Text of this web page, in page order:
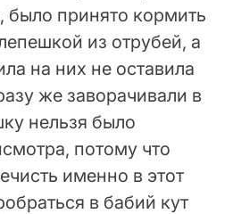
было принято кормить
из отрубей, а
на них не оставила
же заворачивали в
нельзя было
потому что
именно в этот
в бабий кут